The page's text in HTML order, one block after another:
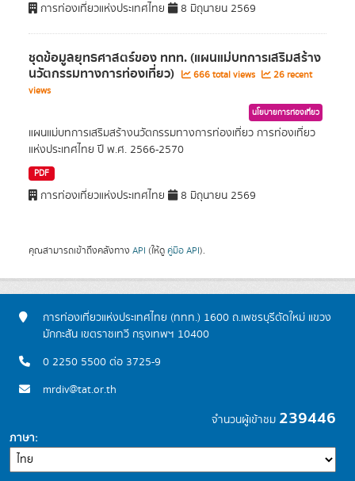
การท่องเที่ยวแห่งประเทศไทย 8 มิถุนายน 2569
ชุดข้อมูลยุทธศาสตร์ของ ททท. (แผนแม่บทการเสริมสร้าง
นวัตกรรมทางการท่องเที่ยว) 666 total views
26 recent
views
นโยบายการท่องเที่ยว
แผนแม่บทการเสริมสร้างนวัตกรรมทางการท่องเที่ยว การท่องเที่ยว
แห่งประเทศไทย ปี พ.ศ. 2566-2570
PDF
การท่องเที่ยวแห่งประเทศไทย 8 มิถุนายน 2569
คุณสามารถเข้าถึงคลังทาง API (ให้ดู คู่มือ API).
การท่องเที่ยวแห่งประเทศไทย (ททท.) 1600 ถ.เพชรบุรีตัดใหม่ แขวง
มักกะสัน เขตราชเทวี กรุงเทพฯ 10400
0 2250 5500 ต่อ 3725-9
mrdiv@tat.or.th
จำนวนผู้เข้าชม 239446
ภาษา